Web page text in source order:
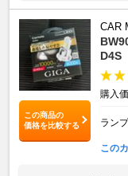
この商品の
価格を比較する
CAR
D4S
購入
ラン
この